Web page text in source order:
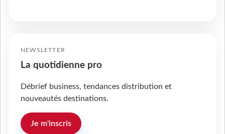
NEWSLETTER
La quotidienne pro
Débrief business, tendances distribution et
nouveautés destinations.
Je m'inscris